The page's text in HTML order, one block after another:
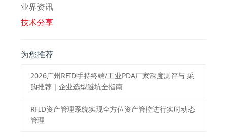
业界资讯
技术分享
为您推荐
2026⼴州RFID⼿持终端/⼯业PDA⼚家深度测评与 采
购推荐｜企业选型避坑全指南
RFID资产管理系统实现全方位资产管控进行实时动态
管理